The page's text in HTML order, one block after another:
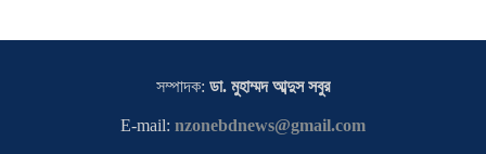
সম্পাদক: ডা. মুহাম্মদ আব্দুস সবুর
E-mail: nzonebdnews@gmail.com